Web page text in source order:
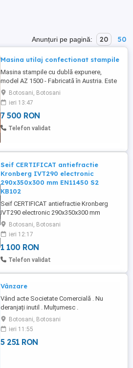
Anunțuri pe pagină: 20 50
Masina utilaj confectionat stampile
Masina stampile cu dublă expunere,
model AZ 1500 - Fabricată în Austria. Este
cea mai rentabila si fiabila masina de
stampile pe polimeri. Este confectionata
total din inox. Suprafata de lucru format
A5 . În procesul de execuție se utilizează
12 neoane UV cu puterea de 11w fiecare.
Botosani, Botosani
ieri 13:47
7 500 RON
Telefon validat
Seif CERTIFICAT antiefractie
Kronberg IVT290 electronic
290x350x300 mm EN11450 S2
KB102
Seif CERTIFICAT antiefractie Kronberg
IVT290 electronic 290x350x300 mm
EN11450 S2 KB102 Tip închidere:
Electronică cu combinaţii de cifre, 100 000
000 combinaţii, cod format din 3 8 cifre, 4
buc baterii 1,5V de tip AA. Închiderea este
efectuata cu 2 bolțuri Este fabricat din
Botosani, Botosani
ieri 12:17
1 100 RON
Telefon validat
Vânzare
Vând acte Societate Comercială . Nu
deranjați inutil . Mulțumesc .
Botosani, Botosani
ieri 11:55
5 251 RON